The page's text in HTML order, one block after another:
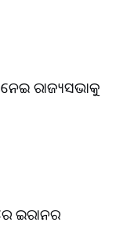
ରାଜ୍ୟସଭାକୁ
ଇରାନର